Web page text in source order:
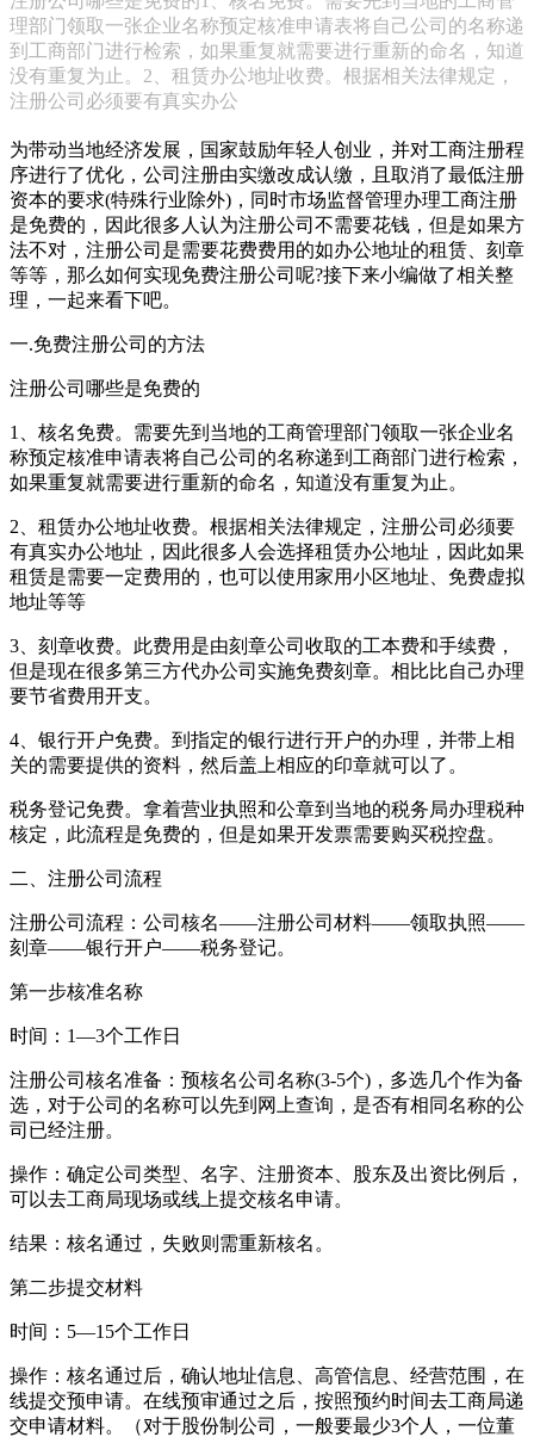
理部门领取一张企业名称预定核准申请表将自己公司的名称递
到工商部门进行检索，如果重复就需要进行重新的命名，知道
没有重复为止。2、租赁办公地址收费。根据相关法律规定，
注册公司必须要有真实办公
为带动当地经济发展，国家鼓励年轻人创业，并对工商注册程
序进行了优化，公司注册由实缴改成认缴，且取消了最低注册
资本的要求(特殊行业除外)，同时市场监督管理办理工商注册
是免费的，因此很多人认为注册公司不需要花钱，但是如果方
法不对，注册公司是需要花费费用的如办公地址的租赁、刻章
等等，那么如何实现免费注册公司呢?接下来小编做了相关整
理，一起来看下吧。
一.免费注册公司的方法
注册公司哪些是免费的
1、核名免费。需要先到当地的工商管理部门领取一张企业名
称预定核准申请表将自己公司的名称递到工商部门进行检索，
如果重复就需要进行重新的命名，知道没有重复为止。
2、租赁办公地址收费。根据相关法律规定，注册公司必须要
有真实办公地址，因此很多人会选择租赁办公地址，因此如果
租赁是需要一定费用的，也可以使用家用小区地址、免费虚拟
地址等等
3、刻章收费。此费用是由刻章公司收取的工本费和手续费，
但是现在很多第三方代办公司实施免费刻章。相比比自己办理
要节省费用开支。
4、银行开户免费。到指定的银行进行开户的办理，并带上相
关的需要提供的资料，然后盖上相应的印章就可以了。
税务登记免费。拿着营业执照和公章到当地的税务局办理税种
核定，此流程是免费的，但是如果开发票需要购买税控盘。
二、注册公司流程
注册公司流程：公司核名——注册公司材料——领取执照——
刻章——银行开户——税务登记。
第一步核准名称
时间：1—3个工作日
注册公司核名准备：预核名公司名称(3-5个)，多选几个作为备
选，对于公司的名称可以先到网上查询，是否有相同名称的公
司已经注册。
操作：确定公司类型、名字、注册资本、股东及出资比例后，
可以去工商局现场或线上提交核名申请。
结果：核名通过，失败则需重新核名。
第二步提交材料
时间：5—15个工作日
操作：核名通过后，确认地址信息、高管信息、经营范围，在
线提交预申请。在线预审通过之后，按照预约时间去工商局递
交申请材料。（对于股份制公司，一般要最少3个人，一位董